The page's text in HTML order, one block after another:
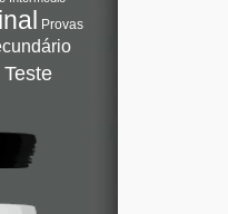
Provas
Teste